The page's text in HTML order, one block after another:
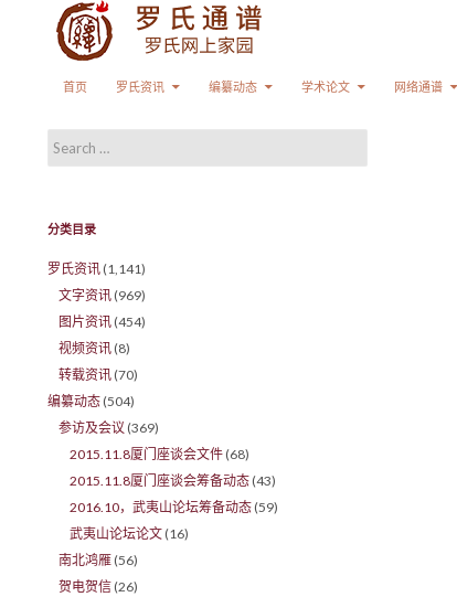
首页
罗氏资讯 编纂动态 学术论文 网络通谱
Search for:
分类目录
罗氏资讯 (1,141)
文字资讯 (969)
图片资讯 (454)
视频资讯 (8)
转载资讯 (70)
编纂动态 (504)
参访及会议 (369)
2015.11.8厦门座谈会文件 (68)
2015.11.8厦门座谈会筹备动态 (43)
2016.10，武夷山论坛筹备动态 (59)
武夷山论坛论文 (16)
南北鸿雁 (56)
贺电贺信 (26)